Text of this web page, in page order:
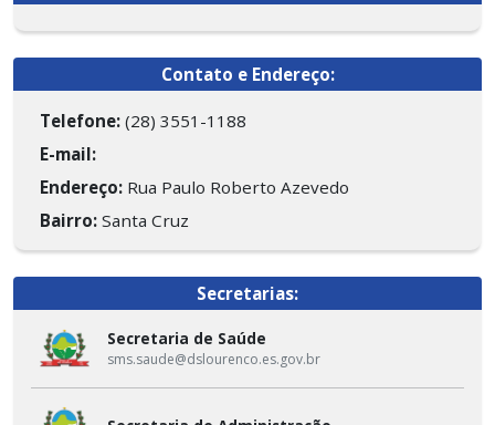
Contato e Endereço:
Telefone: (28) 3551-1188
E-mail:
Endereço: Rua Paulo Roberto Azevedo
Bairro: Santa Cruz
Secretarias:
Secretaria de Saúde
sms.saude@dslourenco.es.gov.br